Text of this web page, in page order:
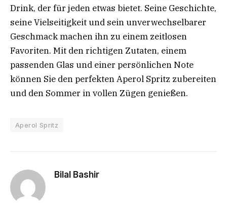
Drink, der für jeden etwas bietet. Seine Geschichte,
seine Vielseitigkeit und sein unverwechselbarer
Geschmack machen ihn zu einem zeitlosen
Favoriten. Mit den richtigen Zutaten, einem
passenden Glas und einer persönlichen Note
können Sie den perfekten Aperol Spritz zubereiten
und den Sommer in vollen Zügen genießen.
Aperol Spritz
Bilal Bashir